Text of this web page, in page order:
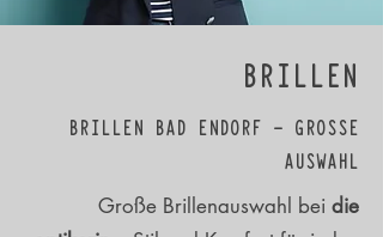
BRILLEN
BRILLEN BAD ENDORF – GROSSE
AUSWAHL
Große Brillenauswahl bei die